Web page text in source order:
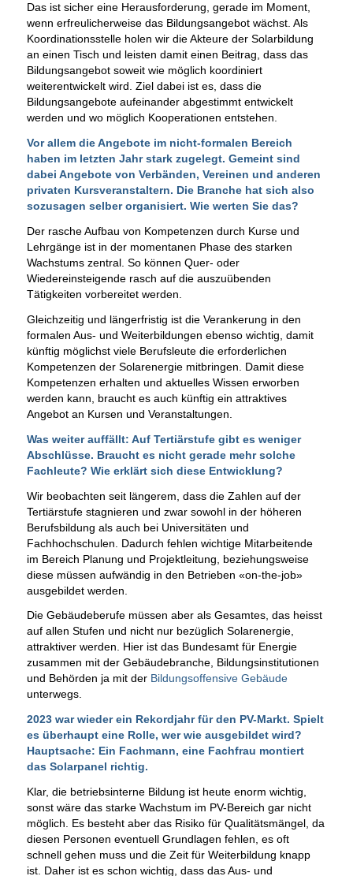
Das ist sicher eine Herausforderung, gerade im Moment,
wenn erfreulicherweise das Bildungsangebot wächst. Als
Koordinationsstelle holen wir die Akteure der Solarbildung
an einen Tisch und leisten damit einen Beitrag, dass das
Bildungsangebot soweit wie möglich koordiniert
weiterentwickelt wird. Ziel dabei ist es, dass die
Bildungsangebote aufeinander abgestimmt entwickelt
werden und wo möglich Kooperationen entstehen.
Vor allem die Angebote im nicht-formalen Bereich
haben im letzten Jahr stark zugelegt. Gemeint sind
dabei Angebote von Verbänden, Vereinen und anderen
privaten Kursveranstaltern. Die Branche hat sich also
sozusagen selber organisiert. Wie werten Sie das?
Der rasche Aufbau von Kompetenzen durch Kurse und
Lehrgänge ist in der momentanen Phase des starken
Wachstums zentral. So können Quer- oder
Wiedereinsteigende rasch auf die auszuübenden
Tätigkeiten vorbereitet werden.
Gleichzeitig und längerfristig ist die Verankerung in den
formalen Aus- und Weiterbildungen ebenso wichtig, damit
künftig möglichst viele Berufsleute die erforderlichen
Kompetenzen der Solarenergie mitbringen. Damit diese
Kompetenzen erhalten und aktuelles Wissen erworben
werden kann, braucht es auch künftig ein attraktives
Angebot an Kursen und Veranstaltungen.
Was weiter auffällt: Auf Tertiärstufe gibt es weniger
Abschlüsse. Braucht es nicht gerade mehr solche
Fachleute? Wie erklärt sich diese Entwicklung?
Wir beobachten seit längerem, dass die Zahlen auf der
Tertiärstufe stagnieren und zwar sowohl in der höheren
Berufsbildung als auch bei Universitäten und
Fachhochschulen. Dadurch fehlen wichtige Mitarbeitende
im Bereich Planung und Projektleitung, beziehungsweise
diese müssen aufwändig in den Betrieben «on-the-job»
ausgebildet werden.
Die Gebäudeberufe müssen aber als Gesamtes, das heisst
auf allen Stufen und nicht nur bezüglich Solarenergie,
attraktiver werden. Hier ist das Bundesamt für Energie
zusammen mit der Gebäudebranche, Bildungsinstitutionen
und Behörden ja mit der Bildungsoffensive Gebäude
unterwegs.
2023 war wieder ein Rekordjahr für den PV-Markt. Spielt
es überhaupt eine Rolle, wer wie ausgebildet wird?
Hauptsache: Ein Fachmann, eine Fachfrau montiert
das Solarpanel richtig.
Klar, die betriebsinterne Bildung ist heute enorm wichtig,
sonst wäre das starke Wachstum im PV-Bereich gar nicht
möglich. Es besteht aber das Risiko für Qualitätsmängel, da
diesen Personen eventuell Grundlagen fehlen, es oft
schnell gehen muss und die Zeit für Weiterbildung knapp
ist. Daher ist es schon wichtig, dass das Aus- und